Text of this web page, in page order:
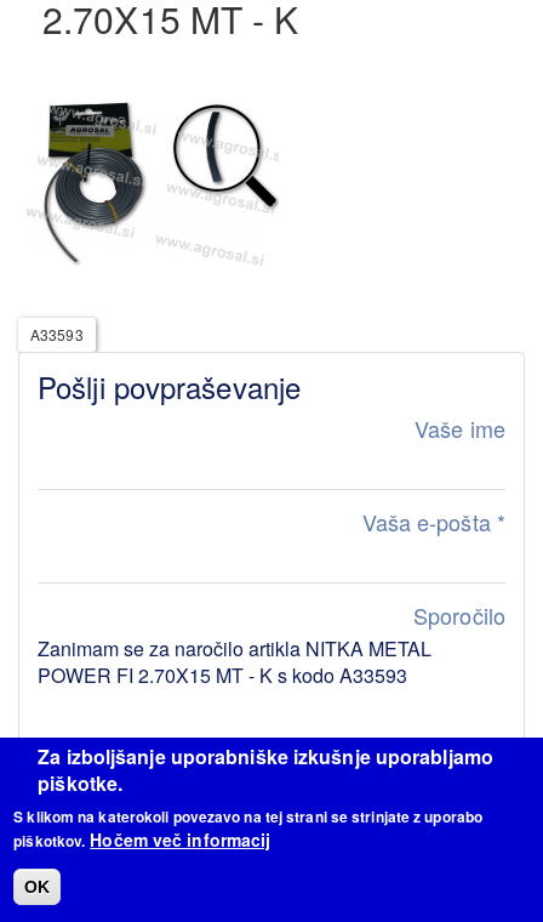
2.70X15 MT - K
A33593
Pošlji povpraševanje
Vaše ime
Vaša e-pošta *
Sporočilo
KOS
Za izboljšanje uporabniške izkušnje uporabljamo
piškotke.
S klikom na katerokoli povezavo na tej strani se strinjate z uporabo
piškotkov. Hočem več informacij
OK